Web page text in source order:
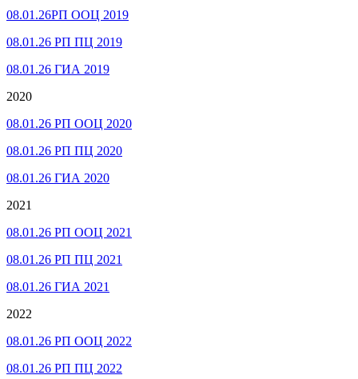
08.01.26РП ООЦ 2019
08.01.26 РП ПЦ 2019
08.01.26 ГИА 2019
2020
08.01.26 РП ООЦ 2020
08.01.26 РП ПЦ 2020
08.01.26 ГИА 2020
2021
08.01.26 РП ООЦ 2021
08.01.26 РП ПЦ 2021
08.01.26 ГИА 2021
2022
08.01.26 РП ООЦ 2022
08.01.26 РП ПЦ 2022